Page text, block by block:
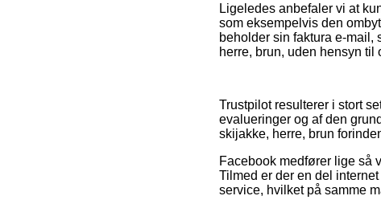
Ligeledes anbefaler vi at
som eksempelvis den
beholder sin faktura e-mail,
herre, brun, uden hensyn til
Trustpilot resulterer i stort
evalueringer og af den
skijakke, herre, brun
Facebook medfører lige så
Tilmed er der en del
service, hvilket på samme